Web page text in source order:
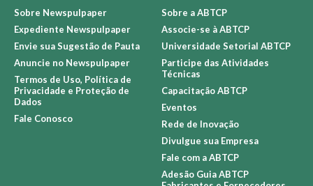
+ NEWSPULPAPER
Sobre Newspulpaper
Expediente Newspulpaper
Envie sua Sugestão de Pauta
Anuncie no Newspulpaper
+ ABTCP
Sobre a ABTCP
Associe-se à ABTCP
Universidade Setorial ABTCP
Participe das Atividades
Capacitação ABTCP
Rede de Inovação